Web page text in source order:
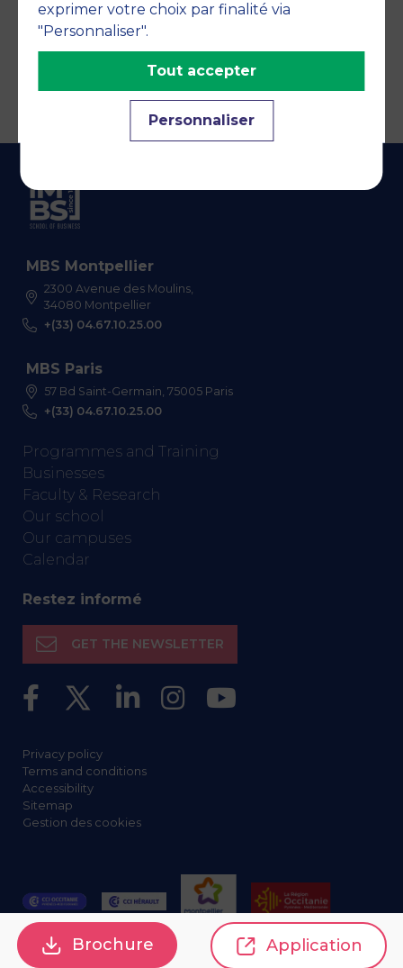
MBS Montpellier
2300 Avenue des Moulins,
34080 Montpellier
+(33) 04.67.10.25.00
MBS Paris
57 Bd Saint-Germain, 75005 Paris
+(33) 04.67.10.25.00
Programmes and Training
Businesses
Faculty & Research
Our school
Our campuses
Calendar
Restez informé
GET THE NEWSLETTER
Privacy policy
Terms and conditions
Accessibility
Sitemap
Gestion des cookies
exprimer votre choix par finalité via
"Personnaliser".
Personnaliser
Tout accepter
Brochure Application